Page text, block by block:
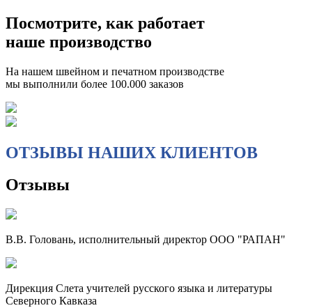
Посмотрите, как работает
наше производство
На нашем швейном и печатном производстве
мы выполнили более 100.000 заказов
ОТЗЫВЫ НАШИХ КЛИЕНТОВ
Отзывы
В.В. Головань, исполнительный директор ООО "РАПАН"
Дирекция Слета учителей русского языка и литературы
Северного Кавказа